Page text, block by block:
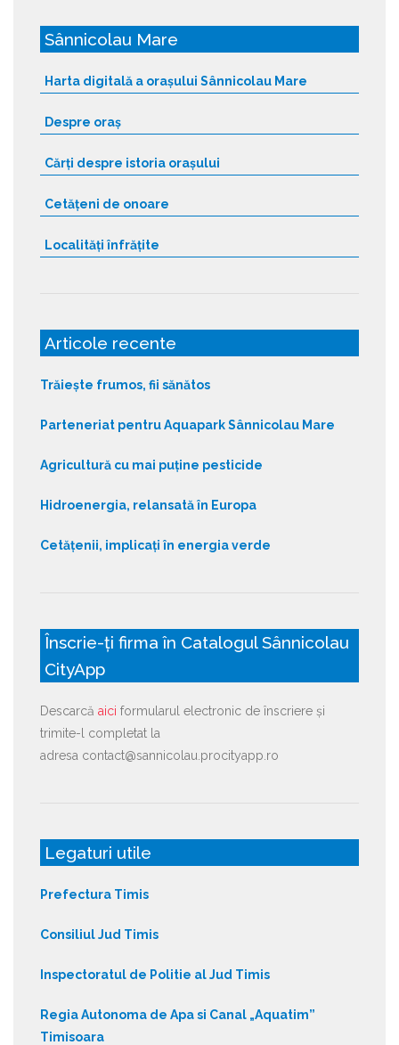
Sânnicolau Mare
Harta digitală a orașului Sânnicolau Mare
Despre oraș
Cărți despre istoria orașului
Cetățeni de onoare
Localități înfrățite
Articole recente
Trăiește frumos, fii sănătos
Parteneriat pentru Aquapark Sânnicolau Mare
Agricultură cu mai puține pesticide
Hidroenergia, relansată în Europa
Cetățenii, implicați în energia verde
Înscrie-ți firma în Catalogul Sânnicolau
CityApp
Descarcă aici formularul electronic de înscriere și
trimite-l completat la
adresa contact@sannicolau.procityapp.ro
Legaturi utile
Prefectura Timis
Consiliul Jud Timis
Inspectoratul de Politie al Jud Timis
Regia Autonoma de Apa si Canal „Aquatim”
Timisoara